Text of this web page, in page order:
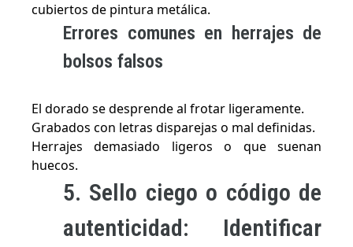
cubiertos de pintura metálica.
Errores comunes en herrajes de
bolsos falsos
El dorado se desprende al frotar ligeramente.
Grabados con letras disparejas o mal definidas.
Herrajes demasiado ligeros o que suenan
huecos.
5. Sello ciego o código de
autenticidad: Identificar